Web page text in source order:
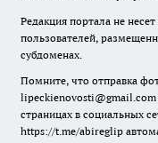
Редакция портала не
пользователей,
субдоменах.
Помните, что отправка
страницах в социальных
https://t.me/abireglip